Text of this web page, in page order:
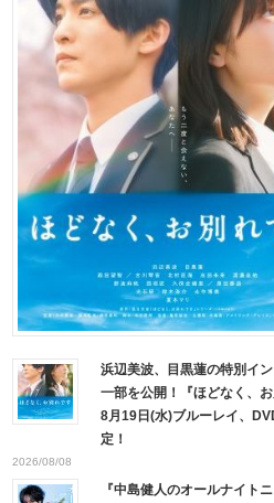
浜辺美波、目黒蓮の特別イ
一部を公開！『ほどなく、お
8月19日(水)ブルーレイ、
定！
2026/08/08
『中島健人のオールナイト